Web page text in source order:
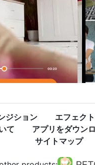
ジション エフェクト
て
アプリをダウン
サイトマップ